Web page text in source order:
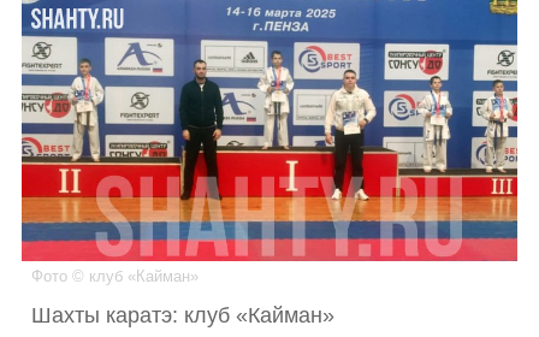
Каталог
Инфо
Гороскоп
Фото © клуб «Кайман»
Шахты каратэ: клуб «Кайман»